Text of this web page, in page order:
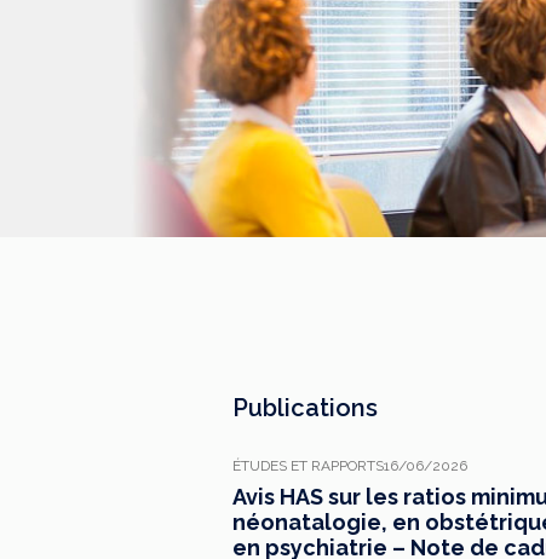
Publications
ÉTUDES ET RAPPORTS16/06/2026
Avis HAS sur les ratios
néonatalogie, en
en psychiatrie – Note de